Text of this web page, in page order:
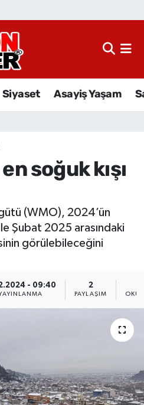
Siyaset Asayiş Yaşam
soğuk kışı
(WMO), 2024’ün
Şubat 2025 arasındaki
görülebileceğini
- 09:40 2
PAYLAŞIM